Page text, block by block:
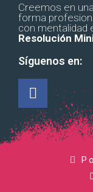
Creemos en
forma
con mentalidad
Resolución
Síguenos en: